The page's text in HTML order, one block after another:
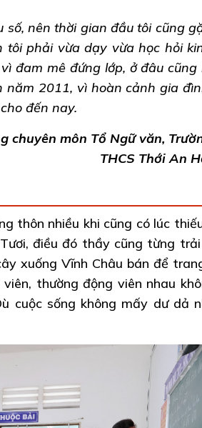
số, nên thời gian đầu tôi cũng
tôi phải vừa dạy vừa học hỏi
đam mê đứng lớp, ở đâu cũng
năm 2011, vì hoàn cảnh gia
đến nay.
chuyên môn Tổ Ngữ văn,
THCS Thới An
thôn nhiều khi cũng có lúc
điều đó thầy cũng từng
xuống Vĩnh Châu bán để
thường động viên nhau
cuộc sống không mấy dư dả